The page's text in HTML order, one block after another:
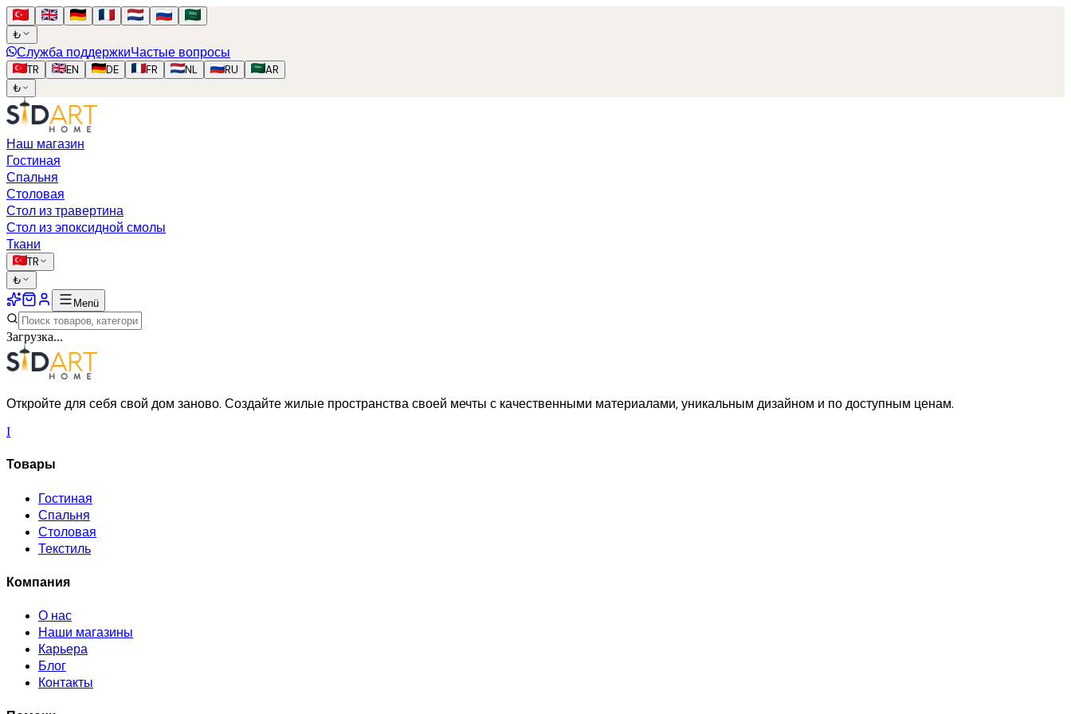
₺
Служба поддержкиЧастые вопросы
TR EN DE FR NL RU
AR
₺
Наш магазин
Гостиная
Спальня
Столовая
Стол из травертина
Стол из эпоксидной смолы
Ткани
TR
₺
Menü
Загрузка...
Откройте для себя свой дом заново. Создайте жилые пространства своей мечты с качественными материалами, уникальным дизайном и по доступным ценам.
I
Товары
Гостиная
Спальня
Столовая
Текстиль
Компания
О нас
Наши магазины
Карьера
Блог
Контакты